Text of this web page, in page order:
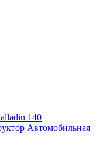
140
Автомобильная